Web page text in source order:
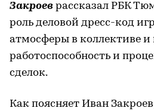
Закроев рассказал РБК
роль деловой дресс-код
атмосферы в коллективе и
работоспособность и
сделок.
Как поясняет Иван